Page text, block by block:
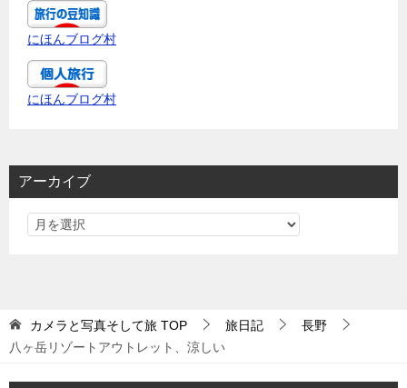
にほんブログ村
にほんブログ村
アーカイブ
カメラと写真そして旅 TOP 旅日記
長野
八ヶ岳リゾートアウトレット、涼しい